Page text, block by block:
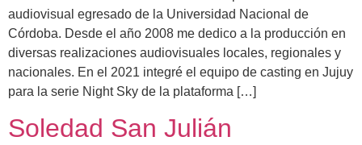
audiovisual egresado de la Universidad Nacional de
Córdoba. Desde el año 2008 me dedico a la producción en
diversas realizaciones audiovisuales locales, regionales y
nacionales. En el 2021 integré el equipo de casting en Jujuy
para la serie Night Sky de la plataforma […]
Soledad San Julián